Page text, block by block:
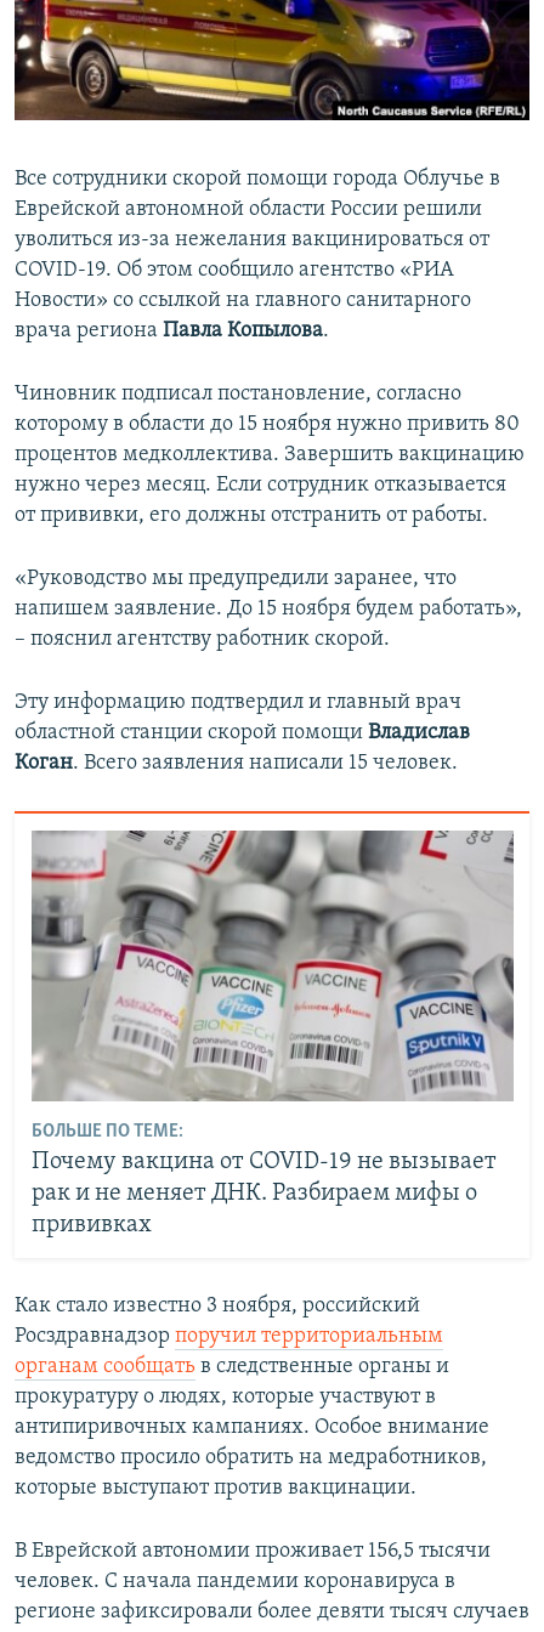
ПОБЕДИТЕЛЕЙ НЕ СУДЯТ?
КРЫМ.НЕПОКОРЕННЫЙ
ELIFBE
ПРИСОЕДИНЯЙТЕСЬ!
Все сайты RFE/RL
Все сотрудники скорой помощи города Облучье в
Еврейской автономной области России решили
уволиться из-за нежелания вакцинироваться от
COVID-19. Об этом сообщило агентство «РИА
Новости» со ссылкой на главного санитарного
врача региона Павла Копылова.
Чиновник подписал постановление, согласно
которому в области до 15 ноября нужно привить 80
процентов медколлектива. Завершить вакцинацию
нужно через месяц. Если сотрудник отказывается
от прививки, его должны отстранить от работы.
«Руководство мы предупредили заранее, что
напишем заявление. До 15 ноября будем работать»,
– пояснил агентству работник скорой.
Эту информацию подтвердил и главный врач
областной станции скорой помощи Владислав
Коган. Всего заявления написали 15 человек.
БОЛЬШЕ ПО ТЕМЕ:
Почему вакцина от COVID-19 не вызывает
рак и не меняет ДНК. Разбираем мифы о
прививках
Как стало известно 3 ноября, российский
Росздравнадзор поручил территориальным
органам сообщать в следственные органы и
прокуратуру о людях, которые участвуют в
антипиривочных кампаниях. Особое внимание
ведомство просило обратить на медработников,
которые выступают против вакцинации.
В Еврейской автономии проживает 156,5 тысячи
человек. С начала пандемии коронавируса в
регионе зафиксировали более девяти тысяч случаев